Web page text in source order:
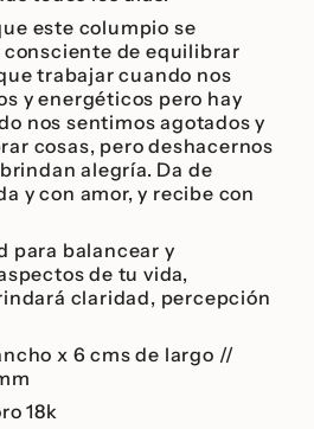
este columpio se
de equilibrar
trabajar cuando nos
y energéticos pero hay
nos sentimos agotados y
cosas, pero deshacernos
alegría. Da de
y con amor, y recibe con
para balancear y
de tu vida,
claridad, percepción
x 6 cms de largo //
18k